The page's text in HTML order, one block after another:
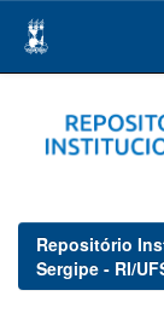
navigation
Repositório
Sergipe - RI/